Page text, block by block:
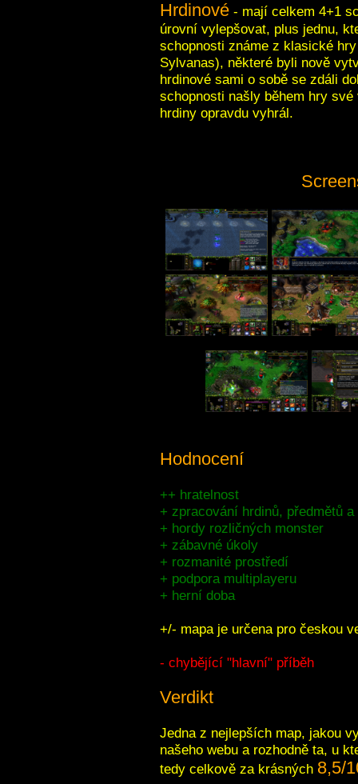
Hrdinové - mají celkem 4+1
úrovní vylepšovat, plus jednu,
schopnosti známe z klasické
Sylvanas), některé byli nově
hrdinové sami o sobě se zdáli
schopnosti našly během hry
hrdiny opravdu vyhrál.
Hodnocení
++ hratelnost
+ zpracování hrdinů, předmětů a
+ hordy rozličných monster
+ zábavné úkoly
+ rozmanité prostředí
+ podpora multiplayeru
+ herní doba
+/- mapa je určena pro českou
- chybějící "hlavní" příběh
Verdikt
Jedna z nejlepších map, jakou
našeho webu a rozhodně ta, u
tedy celkově za krásných 8,5/